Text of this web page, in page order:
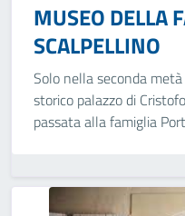
MUSEO DELLA
SCALPELLINO
Solo nella seconda
storico palazzo di
passata alla famiglia